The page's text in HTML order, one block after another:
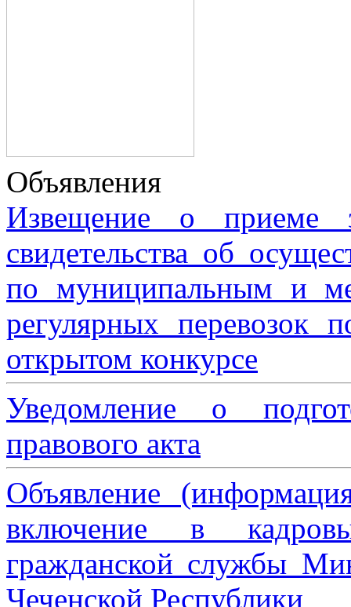
Объявления
Извещение о приеме
свидетельства об
по муниципальным и
регулярных перевозок
открытом конкурсе
Уведомление о
правового акта
Объявление
включение в
гражданской службы
Чеченской Республики